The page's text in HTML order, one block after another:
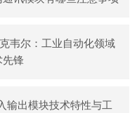
韦尔：工业自动化领域
先锋
输出模块技术特性与工